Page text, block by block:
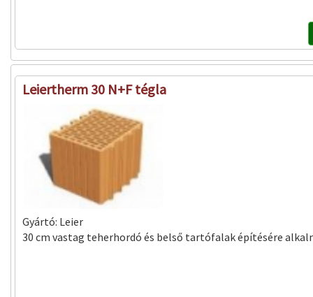
Leiertherm 30 N+F tégla
Gyártó: Leier
30 cm vastag teherhordó és belső tartófalak építésére